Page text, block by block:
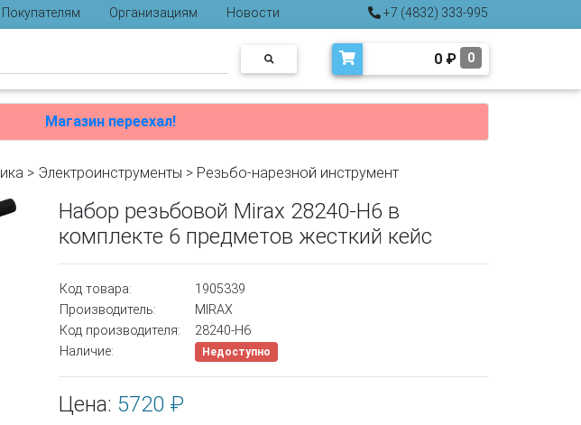
Покупателям Организациям
Новости
+7 (4832) 333-995
0 ₽ 0
Магазин переехал!
> Электроинструменты > Резьбо-нарезной инструмент
Набор резьбовой Mirax 28240-H6 в
комплекте 6 предметов жесткий кейс
Код товара:
1905339
Производитель:
MIRAX
Код производителя:
28240-H6
Наличие:
Недоступно
Цена: 5720 ₽